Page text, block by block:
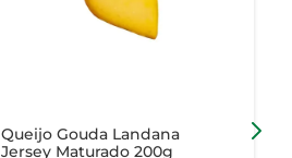
Queijo Gouda Landana
Jersey Maturado 200g